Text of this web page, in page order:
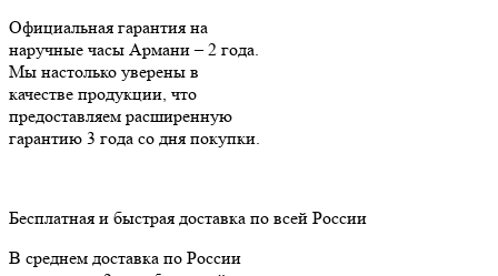
Официальная гарантия на
наручные часы Армани – 2 года.
Мы настолько уверены в
качестве продукции, что
предоставляем расширенную
гарантию 3 года cо дня покупки.
Бесплатная и быстрая доставка по всей России
В среднем доставка по России